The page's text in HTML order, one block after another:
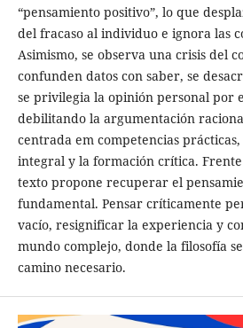
“pensamiento positivo”, lo que
del fracaso al individuo e ignora las
Asimismo, se observa una crisis del
confunden datos con saber, se
se privilegia la opinión personal por
debilitando la argumentación
centrada em competencias
integral y la formación crítica.
texto propone recuperar el
fundamental. Pensar críticamente
vacío, resignificar la experiencia y
mundo complejo, donde la filosofía
camino necesario.